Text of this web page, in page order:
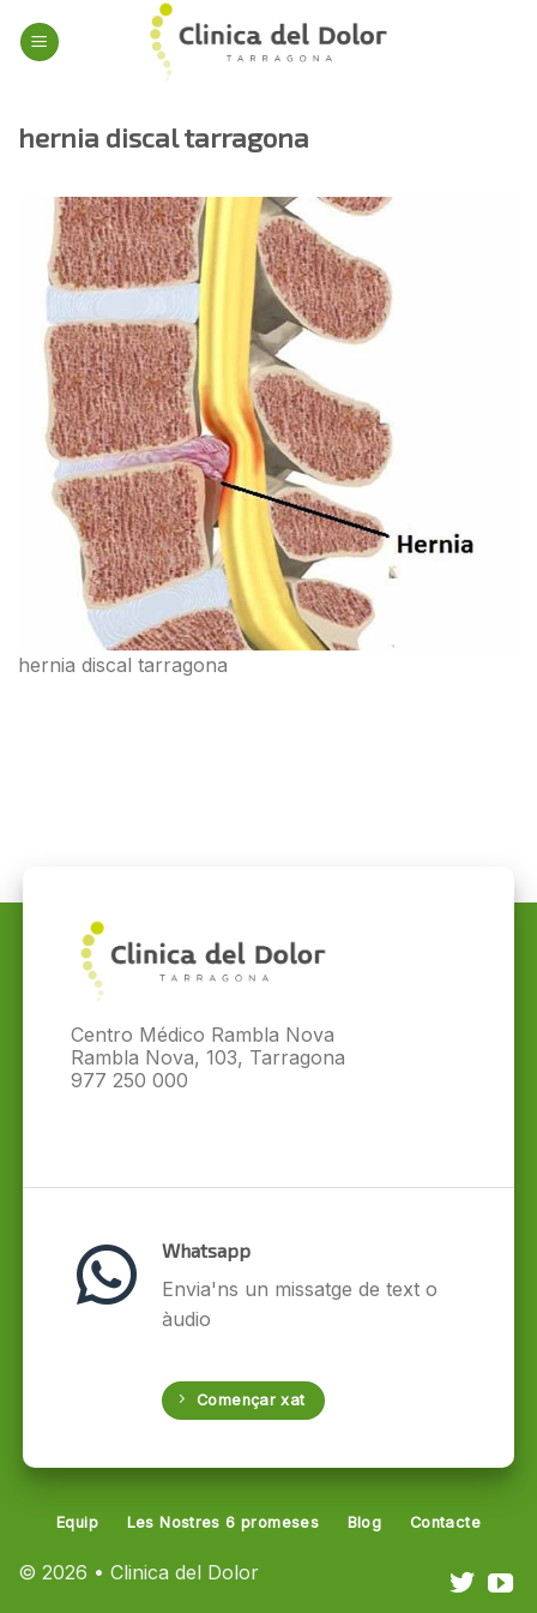
hernia discal tarragona
hernia discal tarragona
Centro Médico Rambla Nova
Rambla Nova, 103, Tarragona
977 250 000
Whatsapp
Envia'ns un missatge de text o
àudio
Començar xat
© 2026 • Clinica del Dolor
Equip Les Nostres 6 promeses Blog Contacte